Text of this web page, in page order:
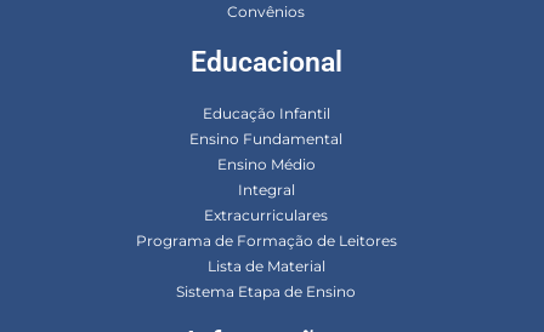
Convênios
Educacional
Educação Infantil
Ensino Fundamental
Ensino Médio
Integral
Extracurriculares
Programa de Formação de Leitores
Lista de Material
Sistema Etapa de Ensino